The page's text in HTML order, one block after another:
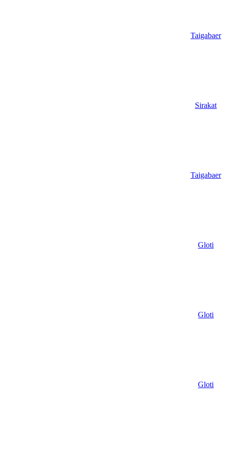
Taigabaer
Sirakat
Taigabaer
Gloti
Gloti
Gloti